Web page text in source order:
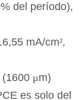
del período),
mA/cm²,
μm)
es solo del